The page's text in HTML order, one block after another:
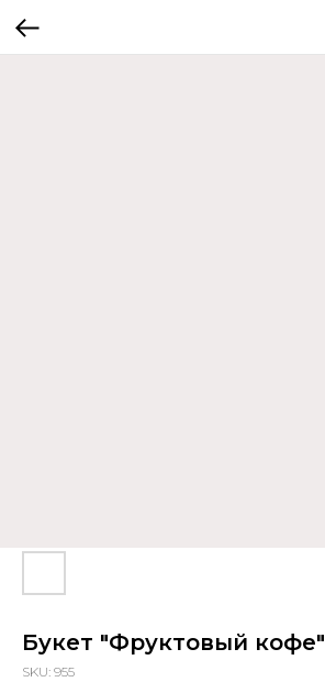
Букет "Фруктовый кофе"
SKU: 955